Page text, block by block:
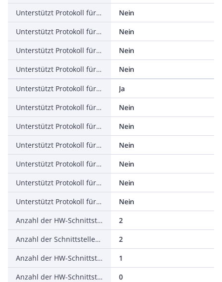
Unterstützt Protokoll für PROFINET IO
Nein
Unterstützt Protokoll für PROFINET CBA
Nein
Unterstützt Protokoll für SERCOS
Nein
Unterstützt Protokoll für Foundation Fieldbus
Nein
Unterstützt Protokoll für EtherNet/IP
Ja
Unterstützt Protokoll für AS-Interface Safety at Work
Nein
Unterstützt Protokoll für DeviceNet Safety
Nein
Unterstützt Protokoll für INTERBUS-Safety
Nein
Unterstützt Protokoll für PROFIsafe
Nein
Unterstützt Protokoll für SafetyBUS p
Nein
Unterstützt Protokoll für sonstige Bussysteme
Nein
Anzahl der HW-Schnittstellen Industrial Ethernet
2
Anzahl der Schnittstellen PROFINET
2
Anzahl der HW-Schnittstellen seriell RS-232
1
Anzahl der HW-Schnittstellen seriell RS-422
0